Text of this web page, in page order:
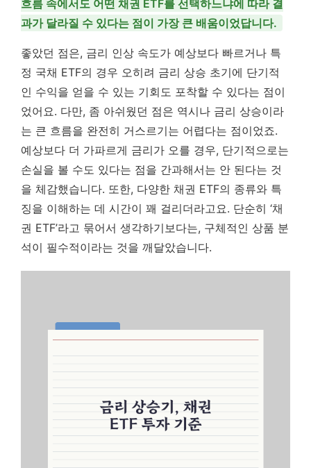
흐름 속에서도 어떤 채권 ETF를 선택하느냐에 따라 결
과가 달라질 수 있다는 점이 가장 큰 배움이었답니다.
좋았던 점은, 금리 인상 속도가 예상보다 빠르거나 특
정 국채 ETF의 경우 오히려 금리 상승 초기에 단기적
인 수익을 얻을 수 있는 기회도 포착할 수 있다는 점이
었어요. 다만, 좀 아쉬웠던 점은 역시나 금리 상승이라
는 큰 흐름을 완전히 거스르기는 어렵다는 점이었죠.
예상보다 더 가파르게 금리가 오를 경우, 단기적으로는
손실을 볼 수도 있다는 점을 간과해서는 안 된다는 것
을 체감했습니다. 또한, 다양한 채권 ETF의 종류와 특
징을 이해하는 데 시간이 꽤 걸리더라고요. 단순히 ‘채
권 ETF’라고 묶어서 생각하기보다는, 구체적인 상품 분
석이 필수적이라는 것을 깨달았습니다.